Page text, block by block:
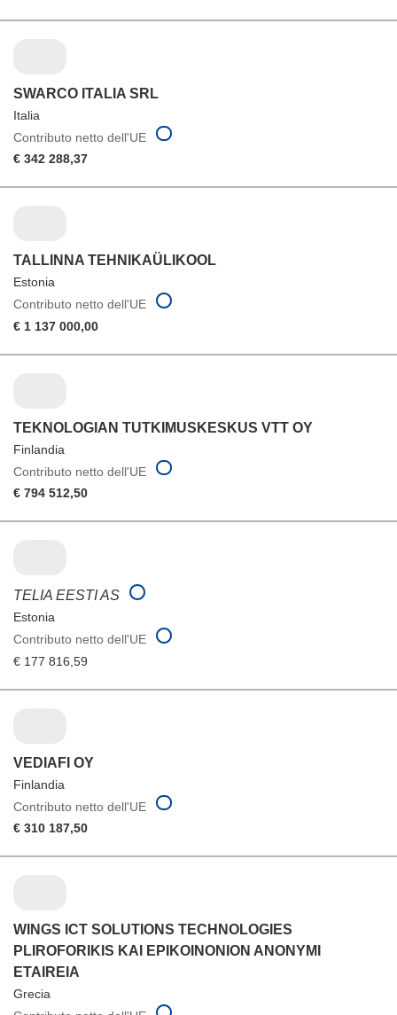
SWARCO ITALIA SRL
Italia
Contributo netto dell'UE
€ 342 288,37
TALLINNA TEHNIKAÜLIKOOL
Estonia
Contributo netto dell'UE
€ 1 137 000,00
TEKNOLOGIAN TUTKIMUSKESKUS VTT OY
Finlandia
Contributo netto dell'UE
€ 794 512,50
TELIA EESTI AS
Estonia
Contributo netto dell'UE
€ 177 816,59
VEDIAFI OY
Finlandia
Contributo netto dell'UE
€ 310 187,50
WINGS ICT SOLUTIONS TECHNOLOGIES
PLIROFORIKIS KAI EPIKOINONION ANONYMI
ETAIREIA
Grecia